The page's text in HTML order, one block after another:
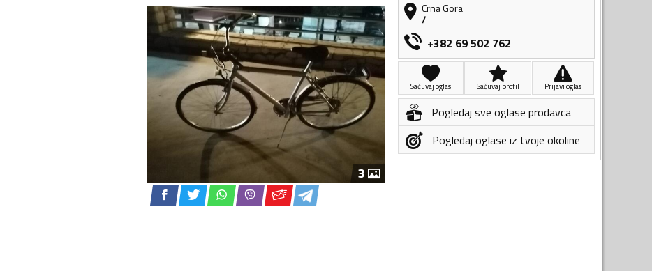
3
Crna Gora
/
+382 69 502 762
Sačuvaj oglas Sačuvaj profil Prijavi oglas
Pogledaj sve oglase prodavca
Pogledaj oglase iz tvoje okoline